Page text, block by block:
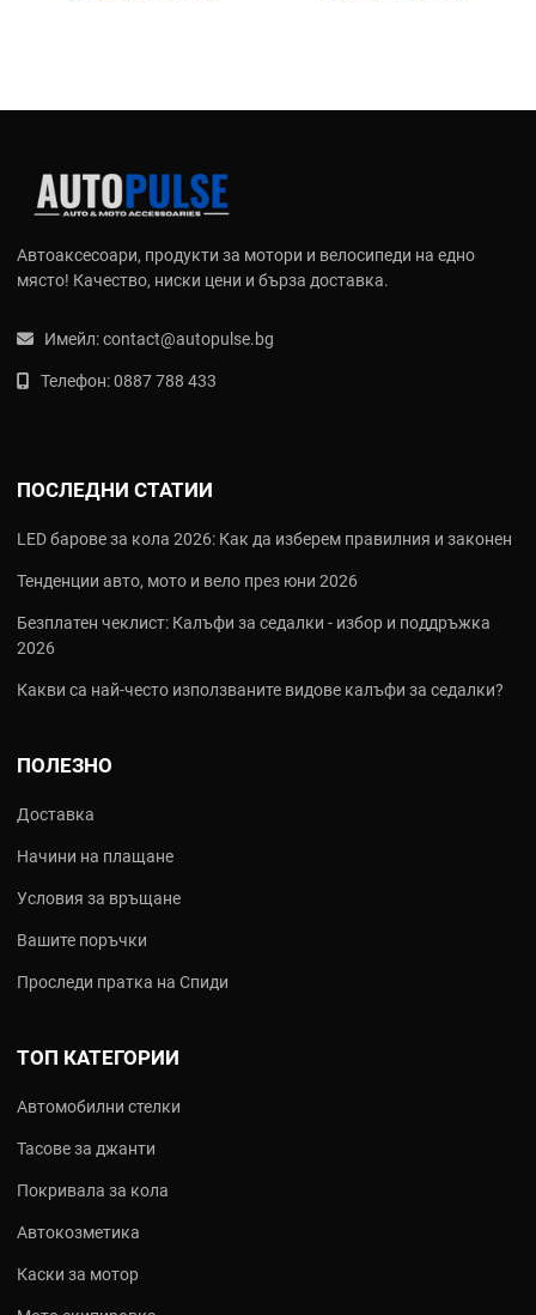
Автоаксесоари, продукти за мотори и велосипеди на едно
място! Качество, ниски цени и бърза доставка.
Имейл:contact@autopulse.bg
Телефон:0887 788 433
ПОСЛЕДНИ СТАТИИ
LED барове за кола 2026: Как да изберем правилния и законен
Тенденции авто, мото и вело през юни 2026
Безплатен чеклист: Калъфи за седалки - избор и поддръжка
2026
Какви са най‑често използваните видове калъфи за седалки?
ПОЛЕЗНО
Доставка
Начини на плащане
Условия за връщане
Вашите поръчки
Проследи пратка на Спиди
ТОП КАТЕГОРИИ
Автомобилни стелки
Тасове за джанти
Покривала за кола
Автокозметика
Каски за мотор